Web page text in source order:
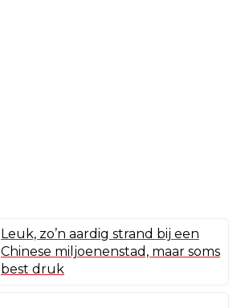
Leuk, zo’n aardig strand bij een
Chinese miljoenenstad, maar soms
best druk